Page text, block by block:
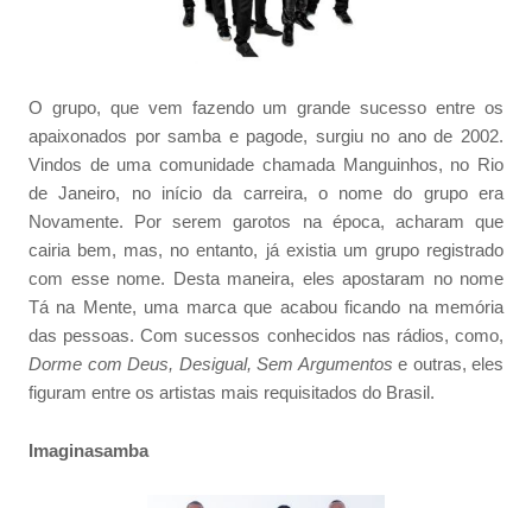
O grupo, que vem fazendo um grande sucesso entre os
apaixonados por samba e pagode, surgiu no ano de 2002.
Vindos de uma comunidade chamada Manguinhos, no Rio
de Janeiro, no início da carreira, o nome do grupo era
Novamente. Por serem garotos na época, acharam que
cairia bem, mas, no entanto, já existia um grupo registrado
com esse nome. Desta maneira, eles apostaram no nome
Tá na Mente, uma marca que acabou ficando na memória
das pessoas. Com sucessos conhecidos nas rádios, como,
Dorme com Deus, Desigual, Sem Argumentos e outras, eles
figuram entre os artistas mais requisitados do Brasil.
Imaginasamba